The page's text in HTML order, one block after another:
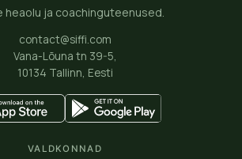
heaolu ja coachinguteenused.
contact@siffi.com
Vana-Lõuna tn 39-5,
10134 Tallinn, Eesti
VALDKONNAD